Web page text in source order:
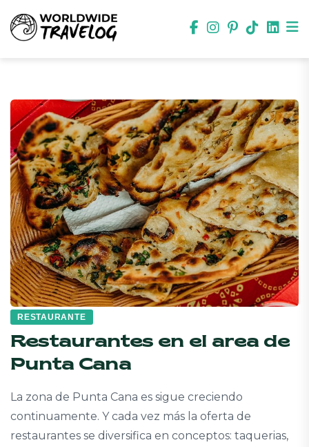
RESTAURANTE
Restaurantes en el area de
Punta Cana
La zona de Punta Cana es sigue creciendo
continuamente. Y cada vez más la oferta de
restaurantes se diversifica en conceptos: taquerias,